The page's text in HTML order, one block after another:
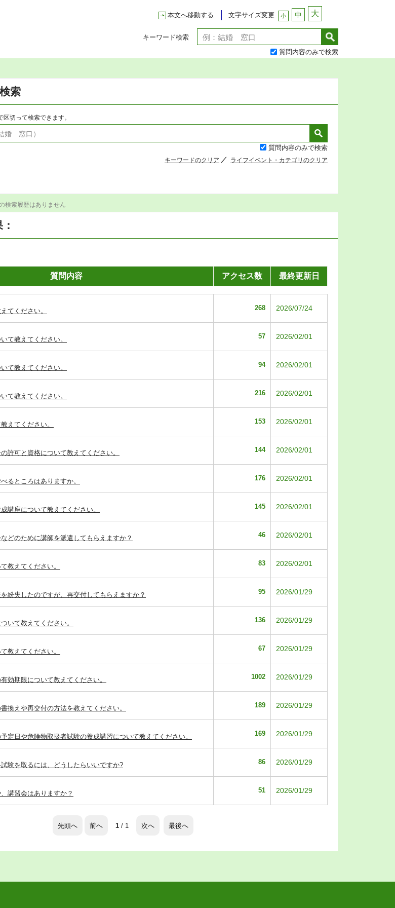
本文へ移動する 文字サイズ変更 小 中 大
キーワード検索
質問内容のみで検索
索
切って検索できます。
質問内容のみで検索
キーワードのクリア ライフイベント・カテゴリのクリア
検索履歴はありません
質問内容 アクセス数 最終更新日
てください。 268 2026/07/24
て教えてください。 57 2026/02/01
て教えてください。 94 2026/02/01
て教えてください。 216 2026/02/01
えてください。 153 2026/02/01
許可と資格について教えてください。 144 2026/02/01
るところはありますか。 176 2026/02/01
講座について教えてください。 145 2026/02/01
どのために講師を派遣してもらえますか？ 46 2026/02/01
教えてください。 83 2026/02/01
紛失したのですが、再交付してもらえますか？ 95 2026/01/29
いて教えてください。 136 2026/01/29
教えてください。 67 2026/01/29
効期限について教えてください。 1002 2026/01/29
換えや再交付の方法を教えてください。 189 2026/01/29
定日や危険物取扱者試験の養成講習について教えてください。 169 2026/01/29
験を取るには、どうしたらいいですか? 86 2026/01/29
講習会はありますか？ 51 2026/01/29
先頭へ 前へ 1 / 1 次へ 最後へ